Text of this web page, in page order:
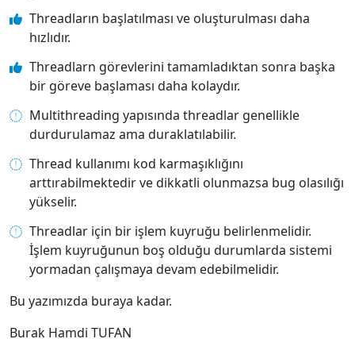
Threadların başlatılması ve oluşturulması daha
hızlıdır.
Threadlarn görevlerini tamamladıktan sonra başka
bir göreve başlaması daha kolaydır.
Multithreading yapısında threadlar genellikle
durdurulamaz ama duraklatılabilir.
Thread kullanımı kod karmaşıklığını
arttırabilmektedir ve dikkatli olunmazsa bug olasılığı
yükselir.
Threadlar için bir işlem kuyruğu belirlenmelidir.
İşlem kuyruğunun boş olduğu durumlarda sistemi
yormadan çalışmaya devam edebilmelidir.
Bu yazımızda buraya kadar.
Burak Hamdi TUFAN